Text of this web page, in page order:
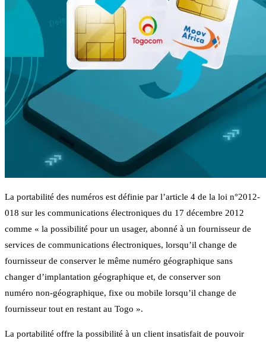
La portabilité des numéros est définie par l’article 4 de la loi n°2012-
018 sur les communications électroniques du 17 décembre 2012
comme « la possibilité pour un usager, abonné à un fournisseur de
services de communications électroniques, lorsqu’il change de
fournisseur de conserver le même numéro géographique sans
changer d’implantation géographique et, de conserver son
numéro non-géographique, fixe ou mobile lorsqu’il change de
fournisseur tout en restant au Togo ».
La portabilité offre la possibilité à un client insatisfait de pouvoir